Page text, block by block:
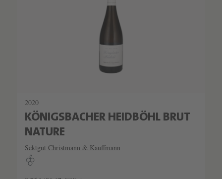
2020
KÖNIGSBACHER HEIDBÖHL BRUT
NATURE
Sektgut Christmann & Kauffmann